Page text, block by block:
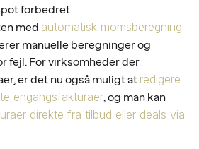
forbedret
med automatisk momsberegning
manuelle beregninger og
fejl. For virksomheder der
er det nu også muligt at redigere
engangsfakturaer, og man kan
direkte fra tilbud eller deals via